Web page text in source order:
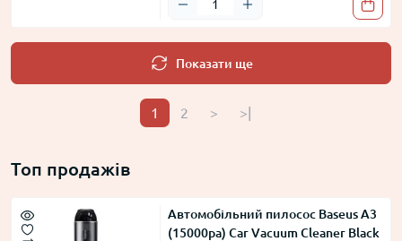
Показати ще
1 2 > >|
Топ продажів
Автомобільний пилосос Baseus A3
(15000pa) Car Vacuum Cleaner Black